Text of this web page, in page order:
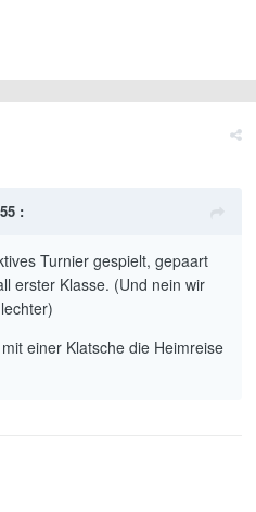
:
Turnier gespielt, gepaart
erster Klasse. (Und nein wir
einer Klatsche die Heimreise